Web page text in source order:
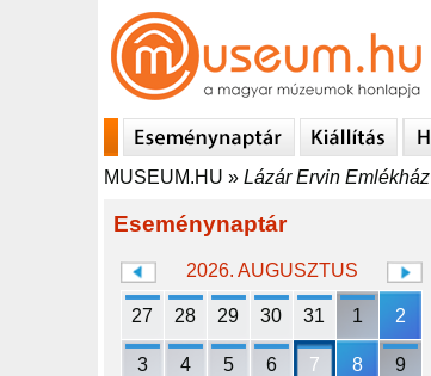
MUSEUM.HU » Lázár Ervin Emlékház
Eseménynaptár
2026. AUGUSZTUS
27 28 29 30 31 1 2
3 4 5 6 7 8 9